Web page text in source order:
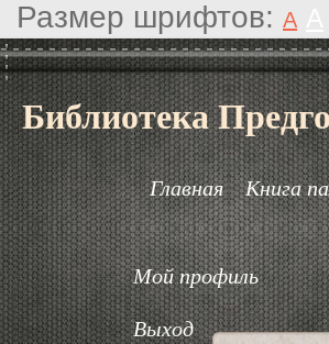
Размер шрифтов: A
Библиотека
Главная Книга
Мой профиль
Выход